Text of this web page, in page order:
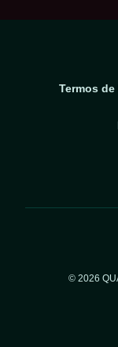
Termos de
© 2026